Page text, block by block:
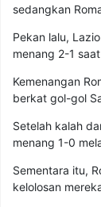
sedangkan
Pekan lalu,
menang 2-1
Kemenangan
berkat gol-gol
Setelah kalah
menang 1-0
Sementara itu,
kelolosan